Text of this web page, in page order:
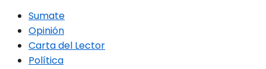
Sumate
Opinión
Carta del Lector
Política